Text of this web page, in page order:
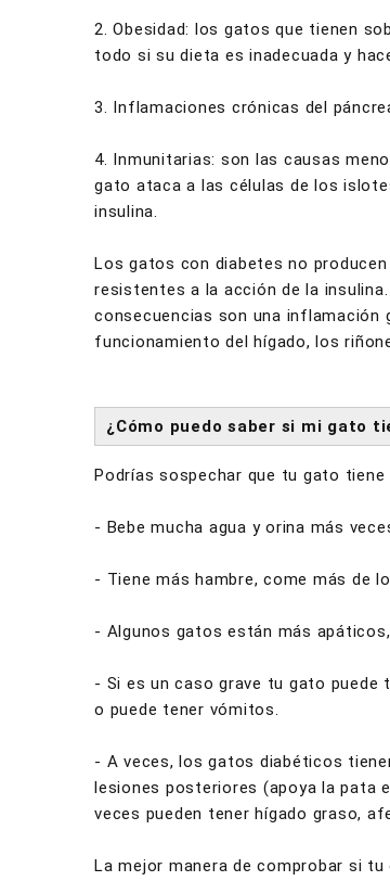
2. Obesidad: los gatos que tienen
todo si su dieta es inadecuada y
3. Inflamaciones crónicas del
4. Inmunitarias: son las causas
gato ataca a las células de los
insulina.
Los gatos con diabetes no
resistentes a la acción de la
consecuencias son una inflamación
funcionamiento del hígado, los
¿Cómo puedo saber si mi gato
Podrías sospechar que tu gato
- Bebe mucha agua y orina más
- Tiene más hambre, come más de
- Algunos gatos están más
- Si es un caso grave tu gato puede
o puede tener vómitos.
- A veces, los gatos diabéticos
lesiones posteriores (apoya la pata
veces pueden tener hígado graso,
La mejor manera de comprobar si